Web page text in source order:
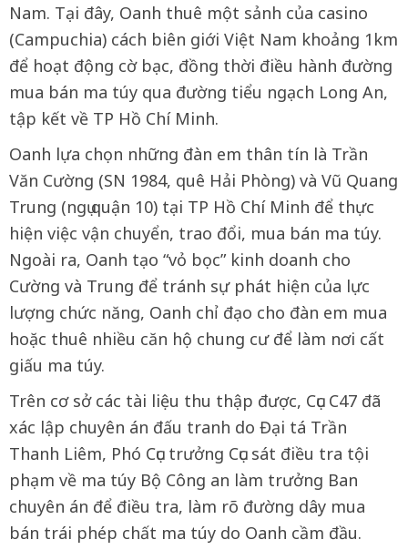
Nam. Tại đây, Oanh thuê một sảnh của casino
(Campuchia) cách biên giới Việt Nam khoảng 1km
để hoạt động cờ bạc, đồng thời điều hành đường
mua bán ma túy qua đường tiểu ngạch Long An,
tập kết về TP Hồ Chí Minh.
Oanh lựa chọn những đàn em thân tín là Trần
Văn Cường (SN 1984, quê Hải Phòng) và Vũ Quang
Trung (ngụ quận 10) tại TP Hồ Chí Minh để thực
hiện việc vận chuyển, trao đổi, mua bán ma túy.
Ngoài ra, Oanh tạo “vỏ bọc” kinh doanh cho
Cường và Trung để tránh sự phát hiện của lực
lượng chức năng, Oanh chỉ đạo cho đàn em mua
hoặc thuê nhiều căn hộ chung cư để làm nơi cất
giấu ma túy.
Trên cơ sở các tài liệu thu thập được, Cục C47 đã
xác lập chuyên án đấu tranh do Đại tá Trần
Thanh Liêm, Phó Cục trưởng Cục sát điều tra tội
phạm về ma túy Bộ Công an làm trưởng Ban
chuyên án để điều tra, làm rõ đường dây mua
bán trái phép chất ma túy do Oanh cầm đầu.